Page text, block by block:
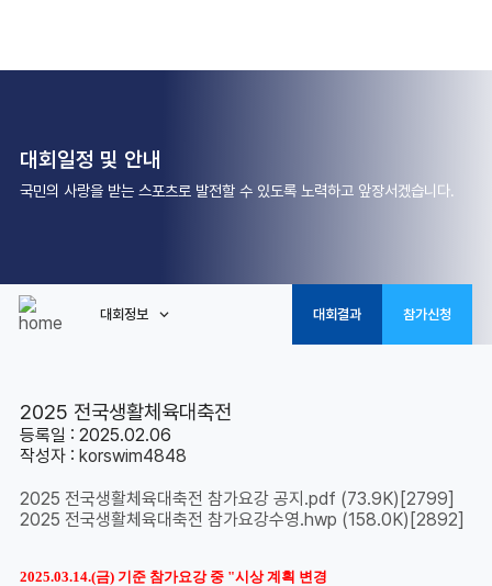
대회일정 및 안내
국민의 사랑을 받는 스포츠로 발전할 수 있도록 노력하고 앞장서겠습니다.
대회정보 대회결과 참가신청
2025 전국생활체육대축전
등록일 : 2025.02.06
작성자 : korswim4848
2025 전국생활체육대축전 참가요강 공지.pdf (73.9K) [2799]
2025 전국생활체육대축전 참가요강수영.hwp (158.0K) [2892]
2025.03.14.(금) 기준 참가요강 중 "시상 계획 변경